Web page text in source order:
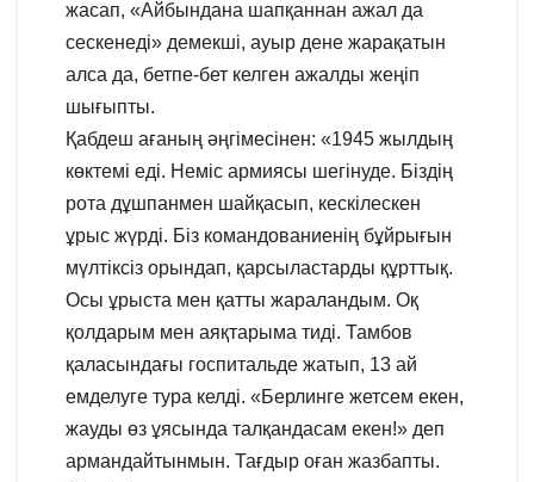
жасап, «Айбындана шапқаннан ажал да
сескенеді» демекші, ауыр дене жарақатын
алса да, бетпе-бет келген ажалды жеңіп
шығыпты.
Қабдеш ағаның әңгімесінен: «1945 жылдың
көктемі еді. Неміс армиясы шегінуде. Біздің
рота дұшпанмен шайқасып, кескілескен
ұрыс жүрді. Біз командованиенің бұйрығын
мүлтіксіз орындап, қарсыластарды құрттық.
Осы ұрыста мен қатты жараландым. Оқ
қолдарым мен аяқтарыма тиді. Тамбов
қаласындағы госпитальде жатып, 13 ай
емделуге тура келді. «Берлинге жетсем екен,
жауды өз ұясында талқандасам екен!» деп
армандайтынмын. Тағдыр оған жазбапты.